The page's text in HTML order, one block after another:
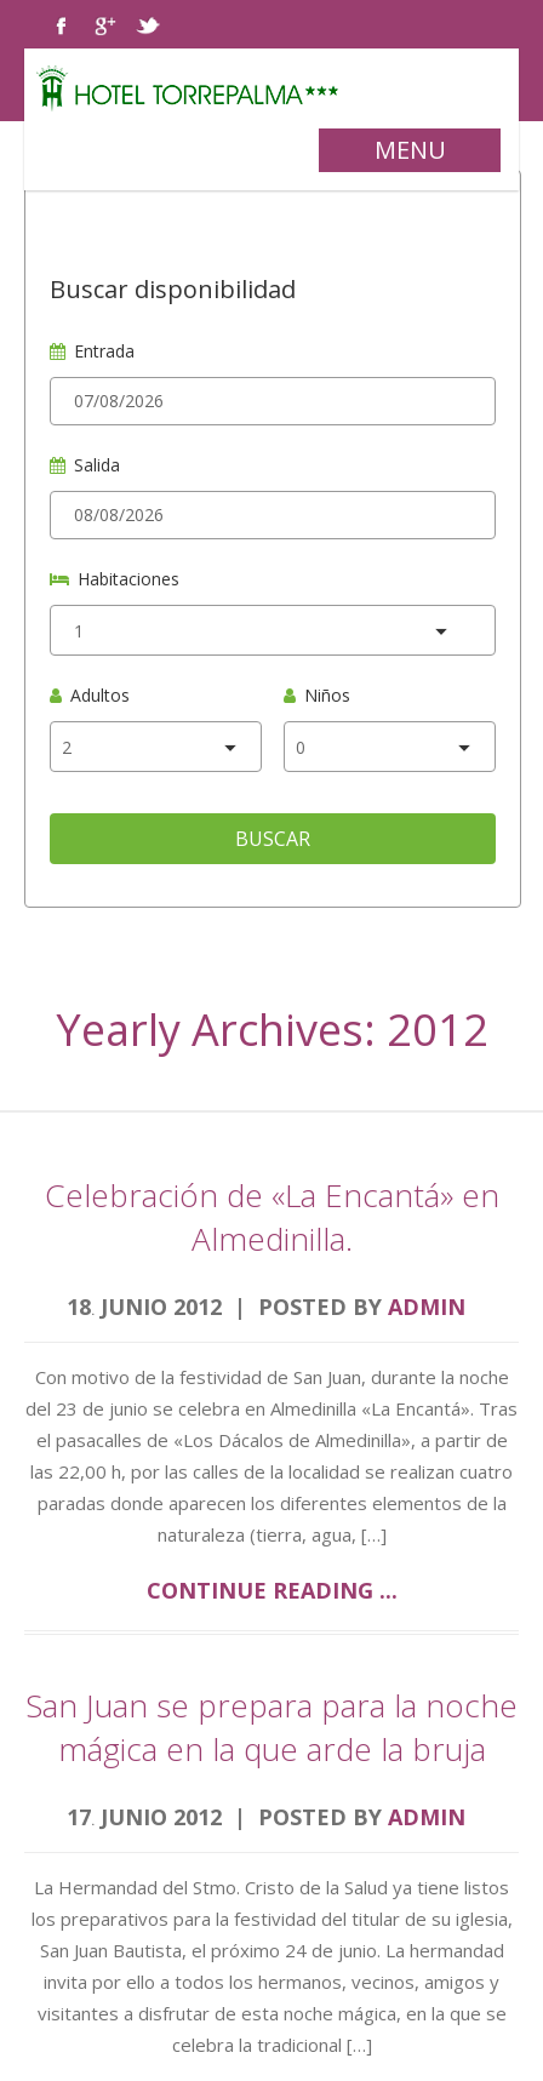
MENU
Buscar disponibilidad
Entrada
Salida
Habitaciones
Adultos Niños
BUSCAR
Yearly Archives: 2012
Celebración de «La Encantá» en
Almedinilla.
18. JUNIO 2012 POSTED BY ADMIN
Con motivo de la festividad de San Juan, durante la noche
del 23 de junio se celebra en Almedinilla «La Encantá». Tras
el pasacalles de «Los Dácalos de Almedinilla», a partir de
las 22,00 h, por las calles de la localidad se realizan cuatro
paradas donde aparecen los diferentes elementos de la
naturaleza (tierra, agua, […]
CONTINUE READING ...
San Juan se prepara para la noche
mágica en la que arde la bruja
17. JUNIO 2012 POSTED BY ADMIN
La Hermandad del Stmo. Cristo de la Salud ya tiene listos
los preparativos para la festividad del titular de su iglesia,
San Juan Bautista, el próximo 24 de junio. La hermandad
invita por ello a todos los hermanos, vecinos, amigos y
visitantes a disfrutar de esta noche mágica, en la que se
celebra la tradicional […]